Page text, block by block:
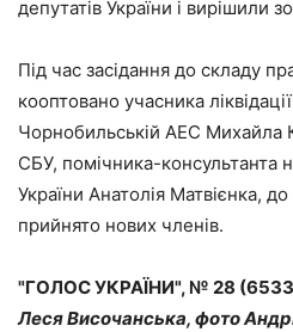
депутатів України і вирішили
Під час засідання до складу
кооптовано учасника
Чорнобильській АЕС Михайла
СБУ, помічника-консультанта
України Анатолія Матвієнка, до
прийнято нових членів.
"ГОЛОС УКРАЇНИ", № 28
Леся Височанська, фото